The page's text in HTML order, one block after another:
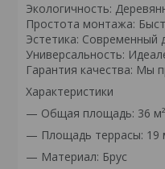
Экологичность:
Простота монтажа:
Эстетика:
Универсальность:
Гарантия качества: Мы
Характеристики
— Общая площадь: 36 м²
— Площадь террасы: 19
— Материал: Брус